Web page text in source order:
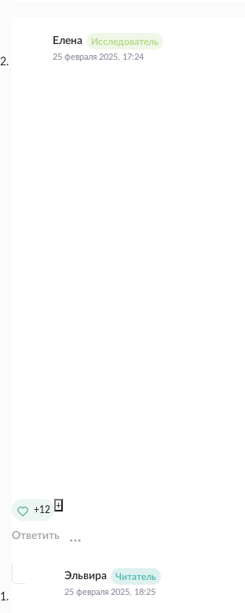
Елена Исследователь
25 февраля 2025, 17:24
+12 +
Ответить
Эльвира Читатель
25 февраля 2025, 18:25